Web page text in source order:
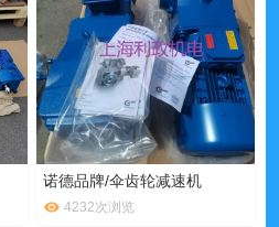
诺德品牌/伞齿轮减速机
4232次浏览